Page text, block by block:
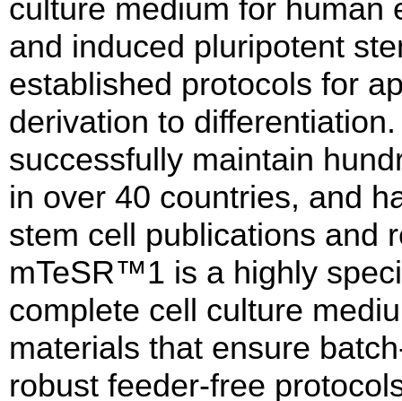
culture medium for human
and induced pluripotent
established protocols for
derivation to
successfully maintain
in over 40 countries, and
stem cell publications and
mTeSR™1 is a highly
complete cell culture
materials that ensure
robust feeder-free